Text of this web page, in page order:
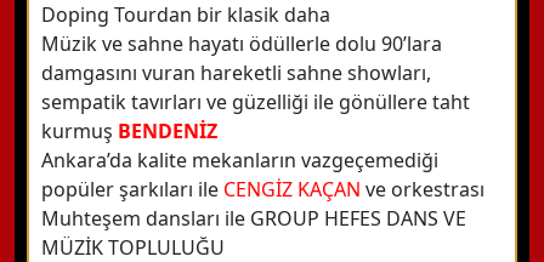
Doping Tourdan bir klasik daha
Müzik ve sahne hayatı ödüllerle dolu 90’lara
damgasını vuran hareketli sahne showları,
sempatik tavırları ve güzelliği ile gönüllere taht
kurmuş BENDENİZ
Ankara’da kalite mekanların vazgeçemediği
popüler şarkıları ile CENGİZ KAÇAN ve orkestrası
Muhteşem dansları ile GROUP HEFES DANS VE
MÜZİK TOPLULUĞU